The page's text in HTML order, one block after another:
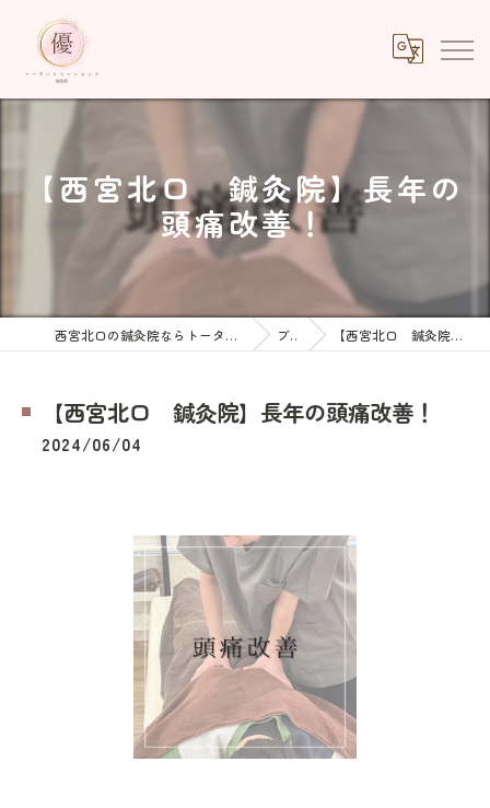
【西宮北口 鍼灸院】長年の
頭痛改善！
西宮北口の鍼灸院ならトータルトリートメント優鍼灸院 ブログ 【西宮北口 鍼灸院】長年の頭痛改善！
【西宮北口 鍼灸院】長年の頭痛改善！
2024/06/04